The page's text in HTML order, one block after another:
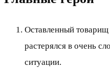
Оставленный
растерялся в очень
ситуации.